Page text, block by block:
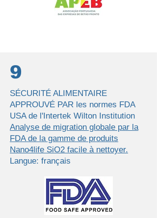
9
SÉCURITÉ ALIMENTAIRE
APPROUVÉ PAR les normes FDA
USA de l'Intertek Wilton Institution
Analyse de migration globale par la
FDA de la gamme de produits
Nano4life SiO2 facile à nettoyer.
Langue: français